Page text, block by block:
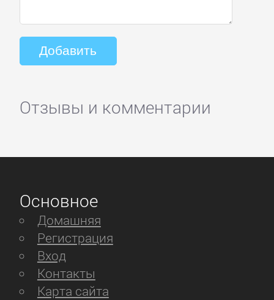
Отзывы и комментарии
Основное
Домашняя
Регистрация
Вход
Контакты
Карта сайта